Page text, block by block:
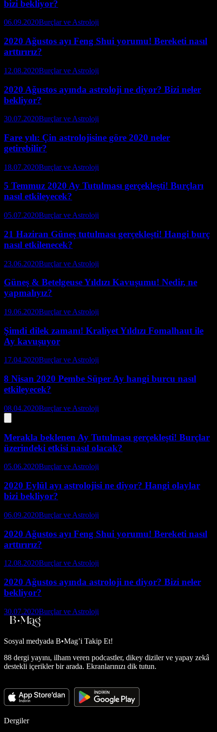
bizi bekliyor?
06.09.2020Burçlar ve Astroloji
2020 Ağustos ayı Feng Shui yorumu! Bereketi nasıl
arttırırız?
12.08.2020Burçlar ve Astroloji
2020 Ağustos ayında astroloji ne diyor? Bizi neler
bekliyor?
30.07.2020Burçlar ve Astroloji
Fare yılı: Çin astrolojisine göre 2020 neler
getirebilir?
18.07.2020Burçlar ve Astroloji
5 Temmuz 2020 Ay Tutulması gerçekleşti! Burçları
nasıl etkileyecek?
05.07.2020Burçlar ve Astroloji
21 Haziran Güneş tutulması gerçekleşti! Hangi burç
nasıl etkilenecek?
23.06.2020Burçlar ve Astroloji
Güneş & Betelgeuse Yıldızı Kavuşumu! Nedir, ne
yapmalıyız?
19.06.2020Burçlar ve Astroloji
Şimdi dilek zamanı! Kraliyet Yıldızı Fomalhaut ile
Ay kavuşuyor
17.04.2020Burçlar ve Astroloji
8 Nisan 2020 Pembe Süper Ay hangi burcu nasıl
etkileyecek?
08.04.2020Burçlar ve Astroloji
Merakla beklenen Ay Tutulması gerçekleşti! Burçlar
üzerindeki etkisi nasıl olacak?
05.06.2020Burçlar ve Astroloji
2020 Eylül ayı astrolojisi ne diyor? Hangi olaylar
bizi bekliyor?
06.09.2020Burçlar ve Astroloji
2020 Ağustos ayı Feng Shui yorumu! Bereketi nasıl
arttırırız?
12.08.2020Burçlar ve Astroloji
2020 Ağustos ayında astroloji ne diyor? Bizi neler
bekliyor?
30.07.2020Burçlar ve Astroloji
Sosyal medyada B•Mag’i Takip Et!
88 dergi yayını, ilham veren podcastler, dikey diziler ve yapay zekâ
destekli içerikler bir arada. Ekranlarınızı dik tutun.
Dergiler